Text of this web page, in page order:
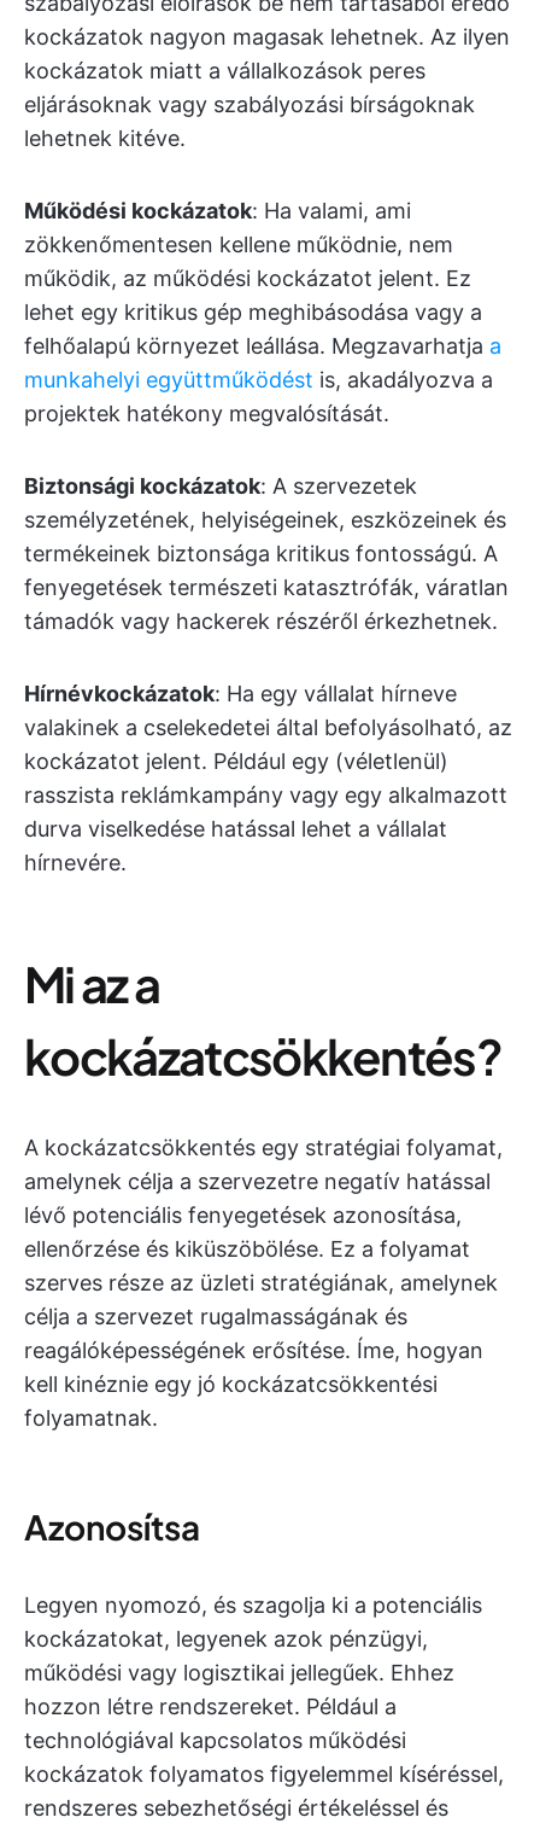
kockázatok nagyon magasak lehetnek. Az ilyen
kockázatok miatt a vállalkozások peres
eljárásoknak vagy szabályozási bírságoknak
lehetnek kitéve.
Működési kockázatok: Ha valami, ami
zökkenőmentesen kellene működnie, nem
működik, az működési kockázatot jelent. Ez
lehet egy kritikus gép meghibásodása vagy a
felhőalapú környezet leállása. Megzavarhatja a
munkahelyi együttműködést is, akadályozva a
projektek hatékony megvalósítását.
Biztonsági kockázatok: A szervezetek
személyzetének, helyiségeinek, eszközeinek és
termékeinek biztonsága kritikus fontosságú. A
fenyegetések természeti katasztrófák, váratlan
támadók vagy hackerek részéről érkezhetnek.
Hírnévkockázatok: Ha egy vállalat hírneve
valakinek a cselekedetei által befolyásolható, az
kockázatot jelent. Például egy (véletlenül)
rasszista reklámkampány vagy egy alkalmazott
durva viselkedése hatással lehet a vállalat
hírnevére.
Mi az a
kockázatcsökkentés?
A kockázatcsökkentés egy stratégiai folyamat,
amelynek célja a szervezetre negatív hatással
lévő potenciális fenyegetések azonosítása,
ellenőrzése és kiküszöbölése. Ez a folyamat
szerves része az üzleti stratégiának, amelynek
célja a szervezet rugalmasságának és
reagálóképességének erősítése. Íme, hogyan
kell kinéznie egy jó kockázatcsökkentési
folyamatnak.
Azonosítsa
Legyen nyomozó, és szagolja ki a potenciális
kockázatokat, legyenek azok pénzügyi,
működési vagy logisztikai jellegűek. Ehhez
hozzon létre rendszereket. Például a
technológiával kapcsolatos működési
kockázatok folyamatos figyelemmel kíséréssel,
rendszeres sebezhetőségi értékeléssel és